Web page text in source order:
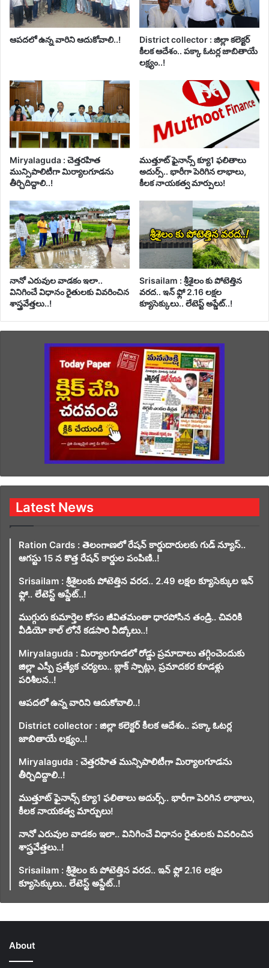
ఆపదలో ఉన్న వారిని ఆదుకోవాలి..!
District collector : జిల్లా కలెక్టర్
కీలక ఆదేశం.. పక్కా ఓటర్ల జాబితాయే
లక్ష్యం..!
Miryalaguda : చెత్తరహిత
మున్సిపాలిటీగా మిర్యాలగూడను
తీర్చిదిద్దాలి..!
ముత్తూట్ ఫైనాన్స్ క్యూ1 ఫలితాలు
అదుర్స్.. భారీగా పెరిగిన లాభాలు,
కీలక నాయకత్వ మార్పులు!
నానో ఎరువుల వాడకం ఇలా..
వినిగించే విధానం రైతులకు వివరించిన
శాస్త్రవేత్తలు..!
Srisailam : శ్రీశైలం కు పోటెత్తిన
వరద.. ఇన్ ఫ్లో 2.16 లక్షల
క్యూసెక్కులు.. లేటెస్ట్ అప్డేట్..!
Latest News
Ration Cards : తెలంగాణలో రేషన్ కార్డుదారులకు గుడ్ న్యూస్..
ఆగస్టు 15 న కొత్త రేషన్ కార్డుల పంపిణి..!
Srisailam : శ్రీశైలంకు పోటెత్తిన వరద.. 2.49 లక్షల క్యూసెక్కుల ఇన్
ఫ్లో.. లేటెస్ట్ అప్డేట్..!
ముగ్గురు కుమార్తెల కోసం జీవితమంతా ధారపోసిన తండ్రి.. చివరికి
వీడియో కాల్ లోనే కడసారి వీడ్కోలు..!
Miryalaguda : మిర్యాలగూడలో రోడ్డు ప్రమాదాలు తగ్గించెందుకు
జిల్లా ఎస్పీ ప్రత్యేక చర్యలు.. బ్లాక్ స్పాట్లు, ప్రమాదకర కూడళ్లు
పరిశీలన..!
ఆపదలో ఉన్న వారిని ఆదుకోవాలి..!
District collector : జిల్లా కలెక్టర్ కీలక ఆదేశం.. పక్కా ఓటర్ల
జాబితాయే లక్ష్యం..!
Miryalaguda : చెత్తరహిత మున్సిపాలిటీగా మిర్యాలగూడను
తీర్చిదిద్దాలి..!
ముత్తూట్ ఫైనాన్స్ క్యూ1 ఫలితాలు అదుర్స్.. భారీగా పెరిగిన లాభాలు,
కీలక నాయకత్వ మార్పులు!
నానో ఎరువుల వాడకం ఇలా.. వినిగించే విధానం రైతులకు వివరించిన
శాస్త్రవేత్తలు..!
Srisailam : శ్రీశైలం కు పోటెత్తిన వరద.. ఇన్ ఫ్లో 2.16 లక్షల
క్యూసెక్కులు.. లేటెస్ట్ అప్డేట్..!
About